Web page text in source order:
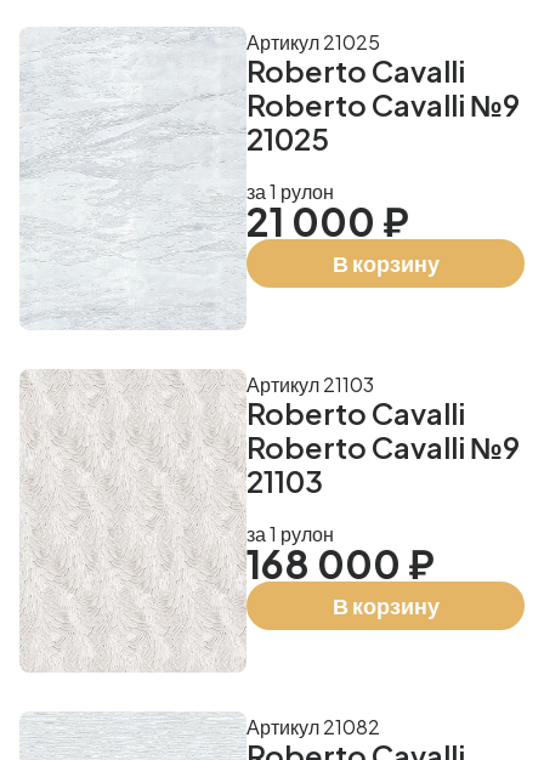
Roberto Cavalli
Roberto Cavalli №9
21025
Артикул 21025
за 1 рулон
21 000 ₽
В корзину
Roberto Cavalli
Roberto Cavalli №9
21103
Артикул 21103
за 1 рулон
168 000 ₽
В корзину
Артикул 21082